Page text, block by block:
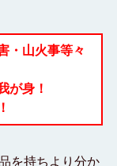
・山火事等々
が身！
を持ちより分か